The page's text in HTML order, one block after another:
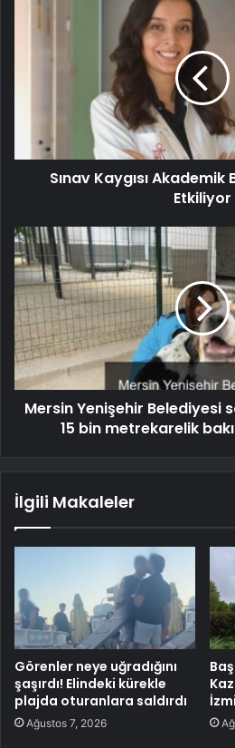
Sınav Kaygısı Akademik
Etkiliyor
Mersin Yenişehir Belediyesi
15 bin metrekarelik
İlgili Makaleler
Görenler neye uğradığını
şaşırdı! Elindeki kürekle
plajda oturanlara saldırdı
Ağustos 7, 2026